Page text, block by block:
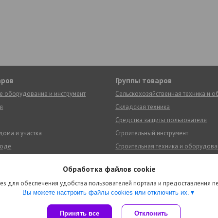
оборудование и инструмент
и участка
Группы товаров
Сельскохозяйственная техника и
Складская техника
Средства защиты пользователя
Строительный инструмент
Строительная техника и
Электроинструмент и оборудование
Сувенирная продукция
Сайт создан на платформе Deal.by
Обработка файлов cookie
для обеспечения удобства пользователей портала и предоставления
Вы можете настроить файлы cookies или отключить их.
Принять все Отклонить